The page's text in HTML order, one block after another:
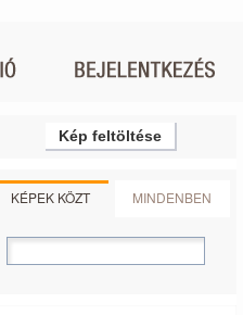
Kép feltöltése
KÉPEK KÖZT MINDENBEN